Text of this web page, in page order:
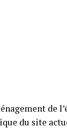
de
du site